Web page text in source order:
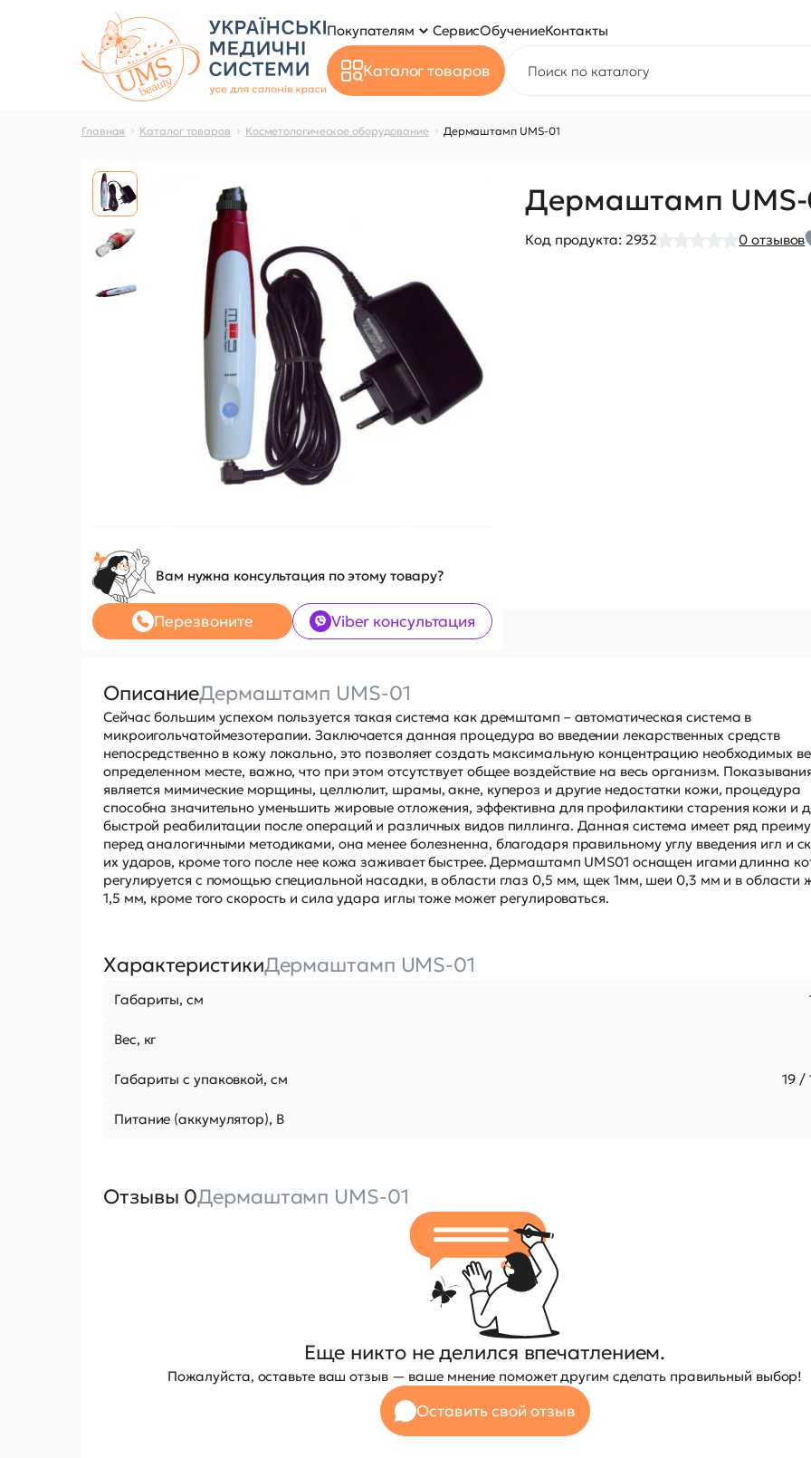
Покупателям СервисОбучениеКонтакты
Каталог товаров
Главная Каталог товаров Косметологическое оборудование Дермаштамп UMS-01
Вам нужна консультация по этому товару?
Перезвоните Viber консультация
Дермаштамп UMS-
Код продукта: 2932 0отзывов
ОписаниеДермаштамп UMS-01
Сейчас большим успехом пользуется такая система как дремштамп – автоматическая система в
микроигольчатоймезотерапии. Заключается данная процедура во введении лекарственных средств
непосредственно в кожу локально, это позволяет создать максимальную концентрацию необходимых
определенном месте, важно, что при этом отсутствует общее воздействие на весь организм.
является мимические морщины, целлюлит, шрамы, акне, купероз и другие недостатки кожи, процедура
способна значительно уменьшить жировые отложения, эффективна для профилактики старения кожи и
быстрой реабилитации после операций и различных видов пиллинга. Данная система имеет ряд
перед аналогичными методиками, она менее болезненна, благодаря правильному углу введения игл и
их ударов, кроме того после нее кожа заживает быстрее. Дермаштамп UMS01 оснащен игами длинна
регулируется с помощью специальной насадки, в области глаз 0,5 мм, щек 1мм, шеи 0,3 мм и в области
1,5 мм, кроме того скорость и сила удара иглы тоже может регулироваться.
ХарактеристикиДермаштамп UMS-01
Габариты, см
Вес, кг
Габариты с упаковкой, см 19 /
Питание (аккумулятор), В
Отзывы 0Дермаштамп UMS-01
Еще никто не делился впечатлением.
Пожалуйста, оставьте ваш отзыв — ваше мнение поможет другим сделать правильный выбор!
Оставить свой отзыв